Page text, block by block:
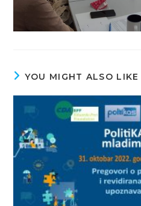
YOU MIGHT ALSO LIKE